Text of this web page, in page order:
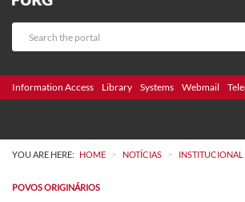
Information Access Library Systems Webmail
YOU ARE HERE: HOME > NOTÍCIAS > INSTITUCIONAL
POVOS ORIGINÁRIOS